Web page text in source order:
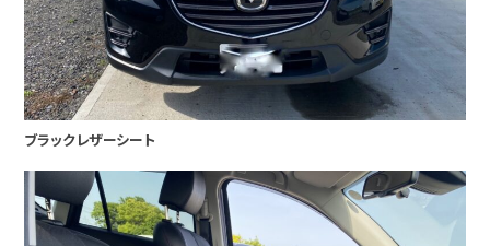
ブラックレザーシート